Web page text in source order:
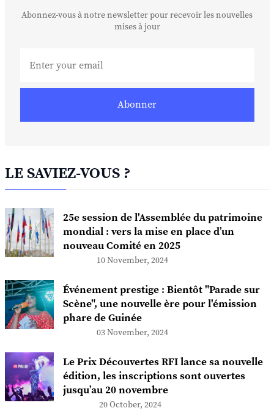
Abonnez-vous à notre newsletter pour recevoir les nouvelles
mises à jour
Abonner
LE SAVIEZ-VOUS ?
25e session de l'Assemblée du patrimoine
mondial : vers la mise en place d’un
nouveau Comité en 2025
10 November, 2024
Événement prestige : Bientôt "Parade sur
Scène", une nouvelle ère pour l'émission
phare de Guinée
03 November, 2024
Le Prix Découvertes RFI lance sa nouvelle
édition, les inscriptions sont ouvertes
jusqu’au 20 novembre
20 October, 2024